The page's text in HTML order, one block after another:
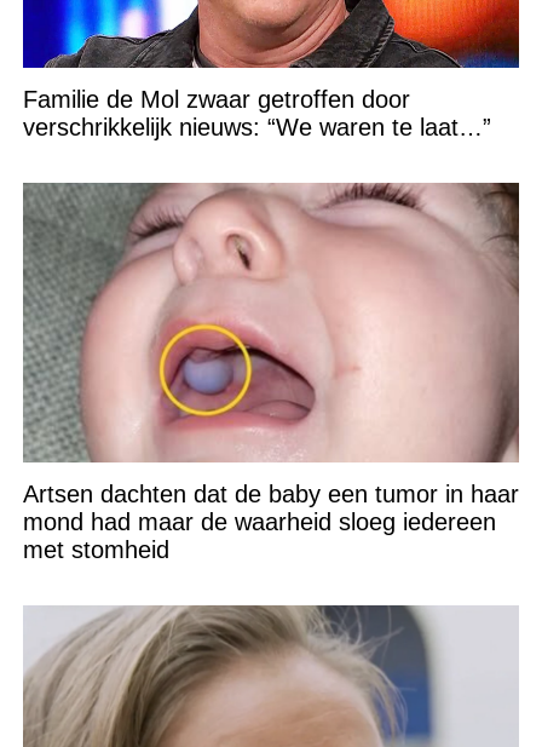
Familie de Mol zwaar getroffen door
verschrikkelijk nieuws: “We waren te laat…”
Artsen dachten dat de baby een tumor in haar
mond had maar de waarheid sloeg iedereen
met stomheid